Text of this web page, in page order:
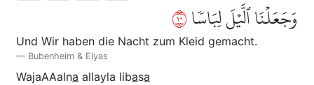
وَجَعَلۡنَا ٱلَّيۡلَ لِبَاسٗا٠١
Und Wir haben die Nacht zum Kleid gemacht.
Bubenheim & Elyas
WajaAAalna allayla libasa